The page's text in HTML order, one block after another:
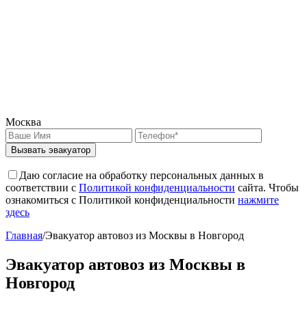
Москва
Вызвать эвакуатор
Даю согласие на обработку персональных данных в
соответствии с Политикой конфиденциальности сайта. Чтобы
ознакомиться с Политикой конфиденциальности нажмите
здесь
Главная/Эвакуатор автовоз из Москвы в Новгород
Эвакуатор автовоз из Москвы в
Новгород